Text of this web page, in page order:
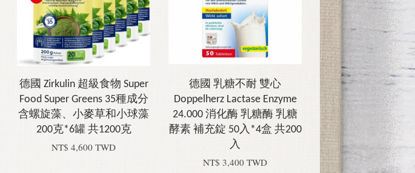
德國 Zirkulin 超級食物 Super
Food Super Greens 35種成分
含螺旋藻、小麥草和小球藻
200克*6罐 共1200克
NT$ 4,600 TWD
德國 乳糖不耐 雙心
Doppelherz Lactase Enzyme
24.000 消化酶 乳糖酶 乳糖
酵素 補充錠 50入*4盒 共200
入
NT$ 3,400 TWD